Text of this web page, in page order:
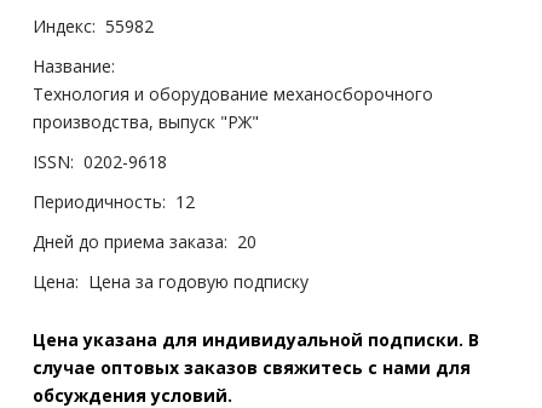
Индекс: 55982
Название:
Технология и оборудование механосборочного
производства, выпуск "РЖ"
ISSN: 0202-9618
Периодичность: 12
Дней до приема заказа: 20
Цена: Цена за годовую подписку
Цена указана для индивидуальной подписки. В
случае оптовых заказов свяжитесь с нами для
обсуждения условий.